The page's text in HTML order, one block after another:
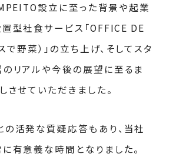
設立に至った背景や起業
型社食サービス「OFFICE DE
で野菜）」の立ち上げ、そしてスタ
のリアルや今後の展望に至るま
させていただきました。
の活発な質疑応答もあり、当社
有意義な時間となりました。